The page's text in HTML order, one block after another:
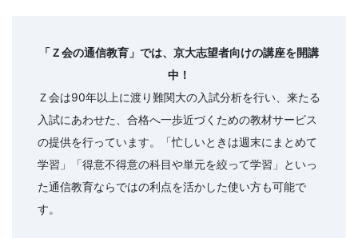
「Ｚ会の通信教育」では、京大志望者向けの講座を開講
中！
Ｚ会は90年以上に渡り難関大の入試分析を行い、来たる
入試にあわせた、合格へ一歩近づくための教材サービス
の提供を行っています。「忙しいときは週末にまとめて
学習」「得意不得意の科目や単元を絞って学習」といっ
た通信教育ならではの利点を活かした使い方も可能で
す。